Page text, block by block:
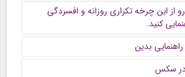
این چرخه تکراری روزانه و افسردگی
کنید.
بدین
در سکس